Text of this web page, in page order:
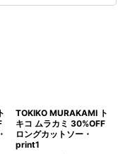
TOKIKO MURAKAMI ト
キコ ムラカミ 30%OFF
ロングカットソー・
print1